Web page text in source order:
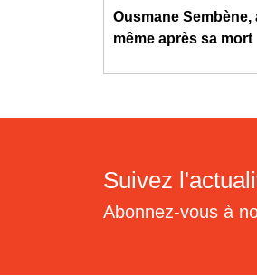
Ousmane
même après sa mort
Suivez
Abonnez-vous à